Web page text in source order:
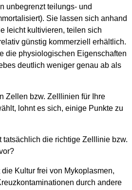
unbegrenzt teilungs- und
Sie lassen sich anhand
leicht kultivieren, teilen sich
günstig kommerziell erhältlich.
die physiologischen Eigenschaften
deutlich weniger genau ab als
Zellen bzw. Zelllinien für Ihre
lohnt es sich, einige Punkte zu
tatsächlich die richtige Zelllinie bzw.
die Kultur frei von Mykoplasmen,
durch andere